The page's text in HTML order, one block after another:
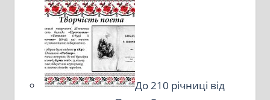
До 210 річниці від